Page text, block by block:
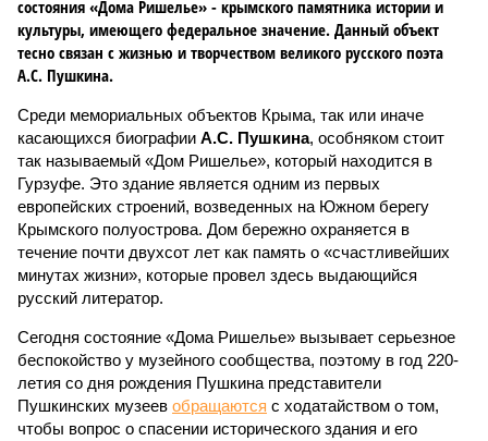
состояния «Дома Ришелье» - крымского памятника истории и
культуры, имеющего федеральное значение. Данный объект
тесно связан с жизнью и творчеством великого русского поэта
А.С. Пушкина.
Среди мемориальных объектов Крыма, так или иначе
касающихся биографии А.С. Пушкина, особняком стоит
так называемый «Дом Ришелье», который находится в
Гурзуфе. Это здание является одним из первых
европейских строений, возведенных на Южном берегу
Крымского полуострова. Дом бережно охраняется в
течение почти двухсот лет как память о «счастливейших
минутах жизни», которые провел здесь выдающийся
русский литератор.
Сегодня состояние «Дома Ришелье» вызывает серьезное
беспокойство у музейного сообщества, поэтому в год 220-
летия со дня рождения Пушкина представители
Пушкинских музеев обращаются с ходатайством о том,
чтобы вопрос о спасении исторического здания и его